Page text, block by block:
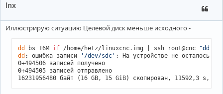
lnx
Иллюстрирую ситуацию Целевой диск меньше исходного -
dd bs=16M if=/home/hetz/linuxcnc.img | ssh root@cnc
"dd
dd : ошибка записи '/dev/sdc' : На устройстве не осталось
0+494506 записей получено
0+494505 записей отправлено